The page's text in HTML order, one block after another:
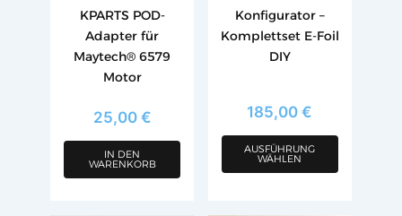
KPARTS POD-
Adapter für
Maytech® 6579
Motor
25,00 €
IN DEN
WARENKORB
Konfigurator –
Komplettset E-Foil
DIY
185,00€
AUSFÜHRUNG
WÄHLEN
können
gewählt
werden